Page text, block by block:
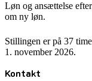
Løn og ansættelse
om ny løn.
Stillingen er på 37
1. november 2026.
Kontakt